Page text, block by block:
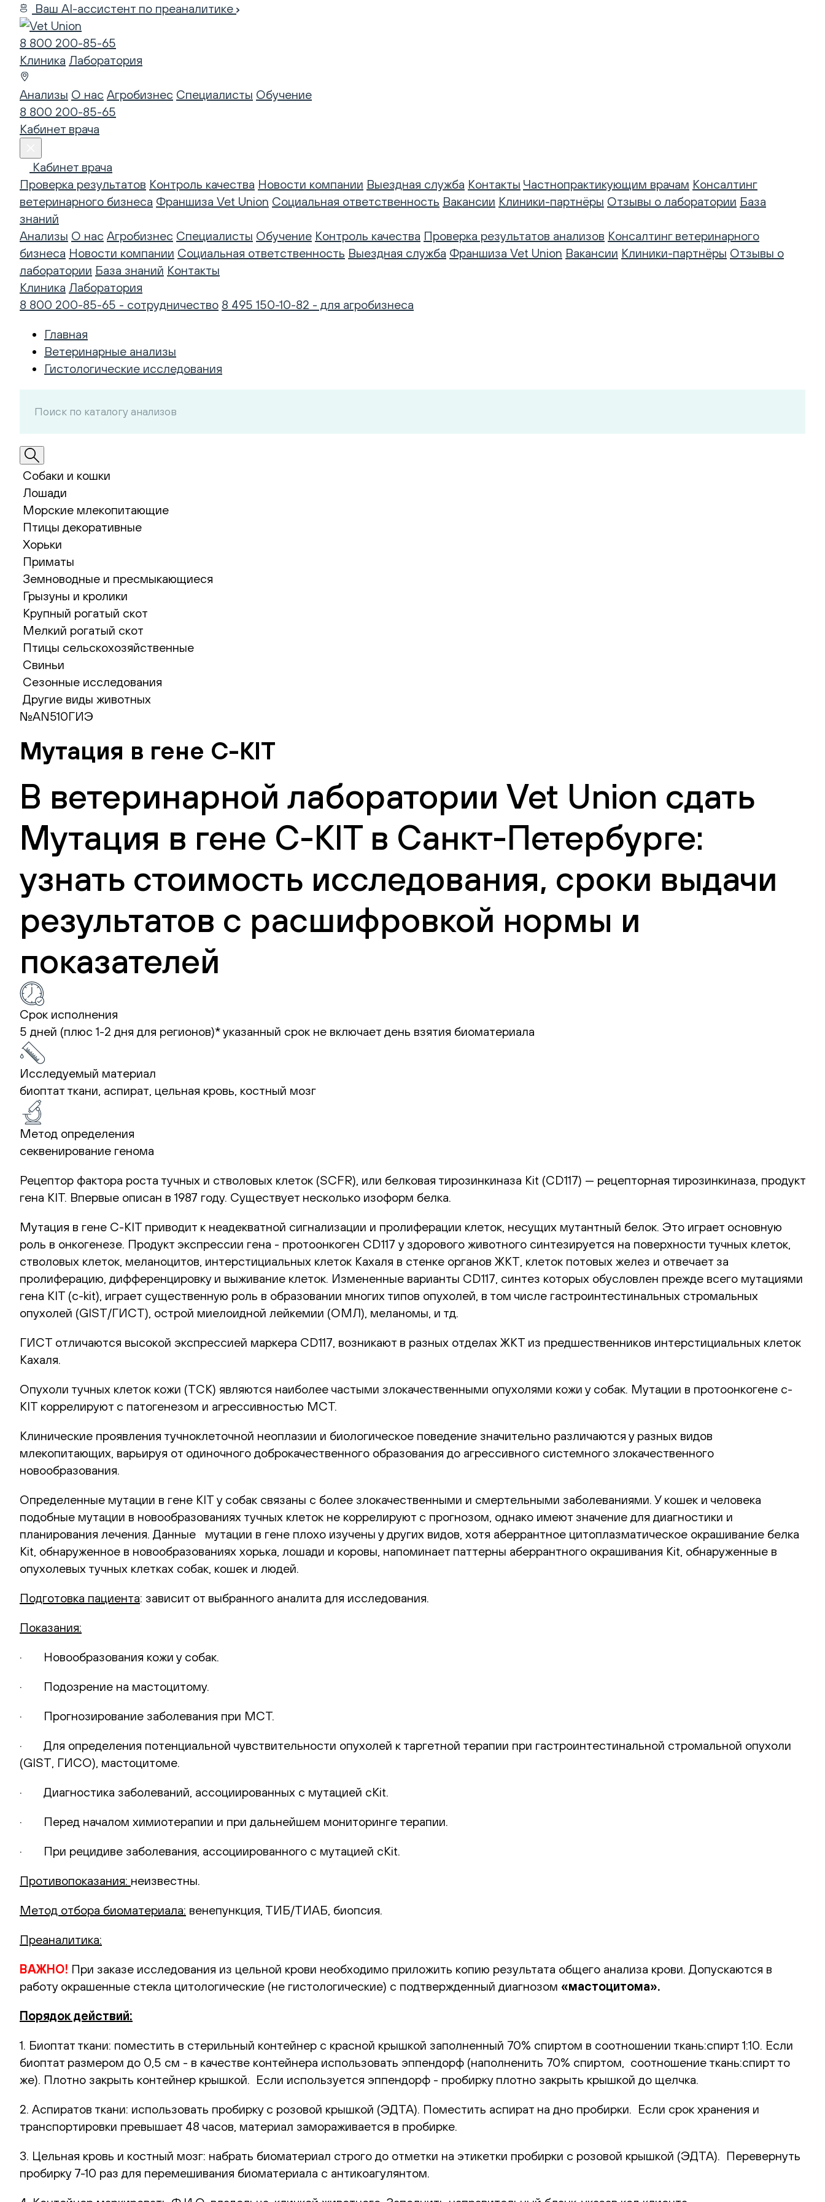
Ваш AI-ассистент по преаналитике
8 800 200-85-65
Клиника Лаборатория
Анализы О нас Агробизнес Специалисты Обучение
8 800 200-85-65
Кабинет врача
Кабинет врача
Проверка результатов Контроль качества Новости компании Выездная служба Контакты Частнопрактикующим врачам Консалтинг
ветеринарного бизнеса Франшиза Vet Union Социальная ответственность Вакансии Клиники-партнёры Отзывы о лаборатории База
знаний
Анализы О нас Агробизнес Специалисты Обучение Контроль качества Проверка результатов анализов Консалтинг ветеринарного
бизнеса Новости компании Социальная ответственность Выездная служба Франшиза Vet Union Вакансии Клиники-партнёры Отзывы о
лаборатории База знаний Контакты
Клиника Лаборатория
8 800 200-85-65 - сотрудничество 8 495 150-10-82 - для агробизнеса
Главная
Ветеринарные анализы
Гистологические исследования
Собаки и кошки
Лошади
Морские млекопитающие
Птицы декоративные
Хорьки
Приматы
Земноводные и пресмыкающиеся
Грызуны и кролики
Крупный рогатый скот
Мелкий рогатый скот
Птицы сельскохозяйственные
Свиньи
Сезонные исследования
Другие виды животных
№AN510ГИЭ
Мутация в гене C-KIT
В ветеринарной лаборатории Vet Union сдать
Мутация в гене C-KIT в Санкт-Петербурге:
узнать стоимость исследования, сроки выдачи
результатов с расшифровкой нормы и
показателей
Срок исполнения
5 дней (плюс 1-2 дня для регионов)*указанный срок не включает день взятия биоматериала
Исследуемый материал
биоптат ткани, аспират, цельная кровь, костный мозг
Метод определения
секвенирование генома
Рецептор фактора роста тучных и стволовых клеток (SCFR), или белковая тирозинкиназа Kit (CD117) — рецепторная тирозинкиназа, продукт
гена KIT. Впервые описан в 1987 году. Существует несколько изоформ белка.
Мутация в гене C-KIT приводит к неадекватной сигнализации и пролиферации клеток, несущих мутантный белок. Это играет основную
роль в онкогенезе. Продукт экспрессии гена - протоонкоген CD117 у здорового животного синтезируется на поверхности тучных клеток,
стволовых клеток, меланоцитов, интерстициальных клеток Кахаля в стенке органов ЖКТ, клеток потовых желез и отвечает за
пролиферацию, дифференцировку и выживание клеток. Измененные варианты CD117, синтез которых обусловлен прежде всего мутациями
гена KIT (c-kit), играет существенную роль в образовании многих типов опухолей, в том числе гастроинтестинальных стромальных
опухолей (GIST/ГИСТ), острой миелоидной лейкемии (ОМЛ), меланомы, и тд.
ГИСТ отличаются высокой экспрессией маркера CD117, возникают в разных отделах ЖКТ из предшественников интерстициальных клеток
Кахаля.
Опухоли тучных клеток кожи (ТСК) являются наиболее частыми злокачественными опухолями кожи у собак. Мутации в протоонкогене c-
KIT коррелируют с патогенезом и агрессивностью МСТ.
Клинические проявления тучноклеточной неоплазии и биологическое поведение значительно различаются у разных видов
млекопитающих, варьируя от одиночного доброкачественного образования до агрессивного системного злокачественного
новообразования.
Определенные мутации в гене КIT у собак связаны с более злокачественными и смертельными заболеваниями. У кошек и человека
подобные мутации в новообразованиях тучных клеток не коррелируют с прогнозом, однако имеют значение для диагностики и
планирования лечения. Данные мутации в гене плохо изучены у других видов, хотя аберрантное цитоплазматическое окрашивание белка
Kit, обнаруженное в новообразованиях хорька, лошади и коровы, напоминает паттерны аберрантного окрашивания Kit, обнаруженные в
опухолевых тучных клетках собак, кошек и людей.
Подготовка пациента: зависит от выбранного аналита для исследования.
Показания:
· Новообразования кожи у собак.
· Подозрение на мастоцитому.
· Прогнозирование заболевания при МСТ.
· Для определения потенциальной чувствительности опухолей к таргетной терапии при гастроинтестинальной стромальной опухоли
(GIST, ГИСО), мастоцитоме.
· Диагностика заболеваний, ассоциированных с мутацией cKit.
· Перед началом химиотерапии и при дальнейшем мониторинге терапии.
· При рецидиве заболевания, ассоциированного с мутацией cKit.
Противопоказания: неизвестны.
Метод отбора биоматериала: венепункция, ТИБ/ТИАБ, биопсия.
Преаналитика:
ВАЖНО! При заказе исследования из цельной крови необходимо приложить копию результата общего анализа крови. Допускаются в
работу окрашенные стекла цитологические (не гистологические) с подтвержденный диагнозом «мастоцитома».
Порядок действий:
1. Биоптат ткани: поместить в стерильный контейнер с красной крышкой заполненный 70% спиртом в соотношении ткань:спирт 1:10. Если
биоптат размером до 0,5 см - в качестве контейнера использовать эппендорф (наполненить 70% спиртом, соотношение ткань:спирт то
же). Плотно закрыть контейнер крышкой. Если используется эппендорф - пробирку плотно закрыть крышкой до щелчка.
2. Аспиратов ткани: использовать пробирку с розовой крышкой (ЭДТА). Поместить аспират на дно пробирки. Если срок хранения и
транспортировки превышает 48 часов, материал замораживается в пробирке.
3. Цельная кровь и костный мозг: набрать биоматериал строго до отметки на этикетки пробирки с розовой крышкой (ЭДТА). Перевернуть
пробирку 7-10 раз для перемешивания биоматериала с антикоагулянтом.